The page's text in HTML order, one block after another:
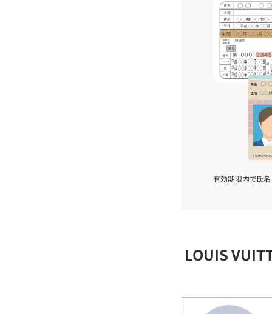
有効期限内で氏名
LOUIS